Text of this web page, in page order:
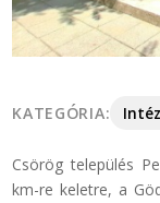
KATEGÓRIA:
Csörög település
km-re keletre, a